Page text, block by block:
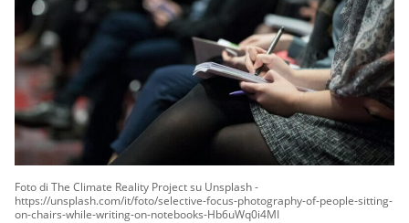
Foto di The Climate Reality Project su Unsplash -
https://unsplash.com/it/foto/selective-focus-photography-of-people-sitting-
on-chairs-while-writing-on-notebooks-Hb6uWq0i4MI